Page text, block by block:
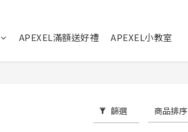
APEXEL滿額送好禮 APEXEL小教室
篩選 商品排序
固一年!
立即逛逛